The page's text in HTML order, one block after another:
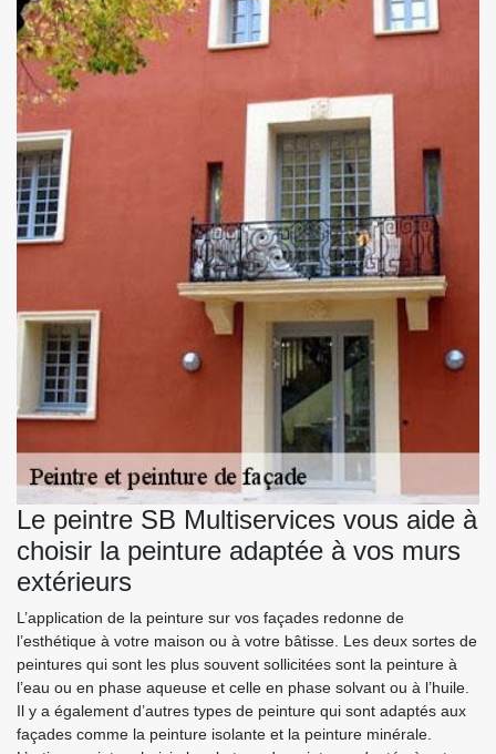
Le peintre SB Multiservices vous aide à
choisir la peinture adaptée à vos murs
extérieurs
L’application de la peinture sur vos façades redonne de
l’esthétique à votre maison ou à votre bâtisse. Les deux sortes de
peintures qui sont les plus souvent sollicitées sont la peinture à
l’eau ou en phase aqueuse et celle en phase solvant ou à l’huile.
Il y a également d’autres types de peinture qui sont adaptés aux
façades comme la peinture isolante et la peinture minérale.